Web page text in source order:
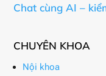
Chat cùng AI –
CHUYÊN KHOA
Nội khoa